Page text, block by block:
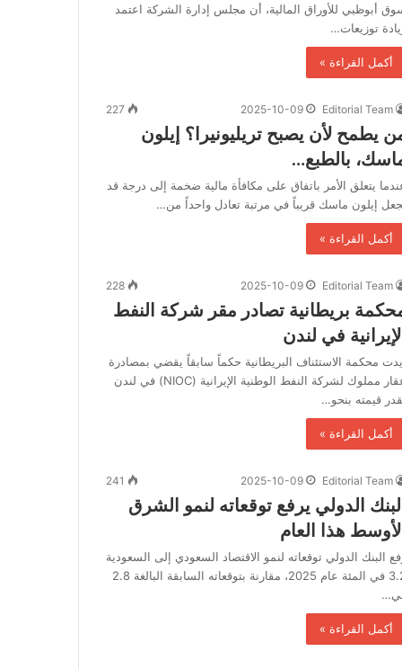
أبوظبي للأوراق المالية، أن مجلس إدارة الشركة اعتمد
توزيعات…
أكمل القراءة »
Editorial Team
2025-10-09
227
يطمح لأن يصبح تريليونيرا؟ إيلون
بالطبع…
يتعلق الأمر باتفاق على مكافأة مالية ضخمة إلى درجة قد
إيلون ماسك قريباً في مرتبة تعادل واحداً من…
أكمل القراءة »
Editorial Team
2025-10-09
228
بريطانية تصادر مقر شركة النفط
في لندن
محكمة الاستئناف البريطانية حكماً سابقاً يقضي بمصادرة
عقار مملوك لشركة النفط الوطنية الإيرانية (NIOC) في لندن
قيمته بنحو…
أكمل القراءة »
Editorial Team
2025-10-09
241
الدولي يرفع توقعاته لنمو الشرق
هذا العام
البنك الدولي توقعاته لنمو الاقتصاد السعودي إلى السعودية
3.2 في المئة عام 2025، مقارنة بتوقعاته السابقة البالغة 2.8
أكمل القراءة »